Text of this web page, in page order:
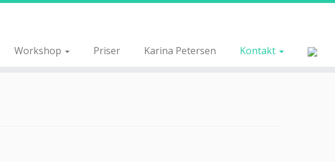
Workshop Priser Karina Petersen Kontakt